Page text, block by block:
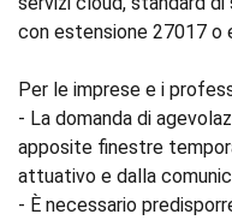
con estensione 27017 o
Per le imprese e i
- La domanda di
apposite finestre
attuativo e dalla
- È necessario